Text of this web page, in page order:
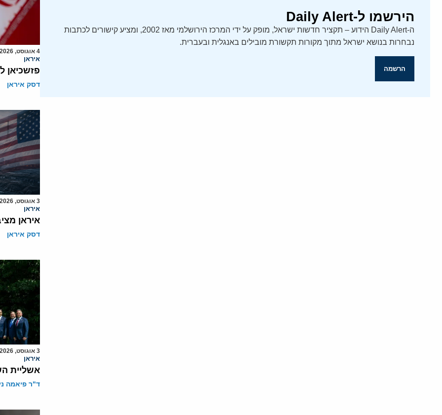
הירשמו ל-Daily Alert
ה-Daily Alert הידוע – תקציר חדשות ישראל, מופק על ידי המרכז הירושלמי מאז 2002, ומציע קישורים לכתבות
נבחרות בנושא ישראל מתוך מקורות תקשורת מובילים באנגלית ובעברית.
הרשמה
4 אוגוסט, 2026
איראן
פזשכיאן
דסק איראן
3 אוגוסט, 2026
איראן
איראן
דסק איראן
3 אוגוסט, 2026
איראן
אשליית
ד"ר פיאמה